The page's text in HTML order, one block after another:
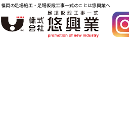
福岡の足場施工・足場仮設工事一式のことは悠興業へ